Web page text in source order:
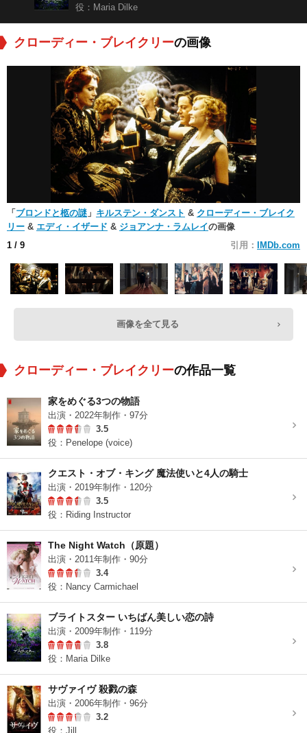
役：Maria Dilke
クローディー・ブレイクリーの画像
「 ブロンドと柩の謎 」 キルステン・ダンスト & クローディー・ブレイク
リー & エディ・イザード & ジョアンナ・ラムレイの画像
1 / 9 引用： IMDb.com
画像を全て見る
クローディー・ブレイクリーの作品一覧
家をめぐる3つの物語
出演・2022年制作・97分
3.5
役：Penelope (voice)
クエスト・オブ・キング 魔法使いと4人の騎士
出演・2019年制作・120分
3.5
役：Riding Instructor
The Night Watch（原題）
出演・2011年制作・90分
3.4
役：Nancy Carmichael
ブライトスター いちばん美しい恋の詩
出演・2009年制作・119分
3.8
役：Maria Dilke
サヴァイヴ 殺戮の森
出演・2006年制作・96分
3.2
役：Jill